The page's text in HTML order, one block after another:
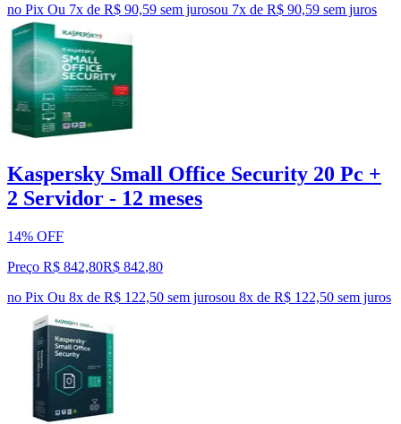
no Pix Ou 7x de R$ 90,59 sem jurosou 7x de R$ 90,59 sem juros
Kaspersky Small Office Security 20 Pc +
2 Servidor - 12 meses
14% OFF
Preço R$ 842,80R$ 842,80
no Pix Ou 8x de R$ 122,50 sem jurosou 8x de R$ 122,50 sem juros